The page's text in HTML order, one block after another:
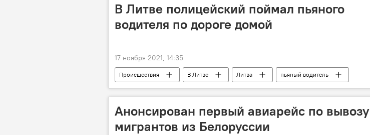
В Литве полицейский поймал пьяного
водителя по дороге домой
17 ноября 2021, 14:35
Происшествия В Литве Литва
пьяный водитель
вождение в состоянии алкогольного опьянения
полиция Литвы
Анонсирован первый авиарейс по вывозу
мигрантов из Белоруссии